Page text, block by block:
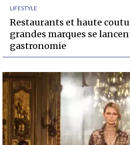
LIFESTYLE
Restaurants et haute
grandes marques se
gastronomie